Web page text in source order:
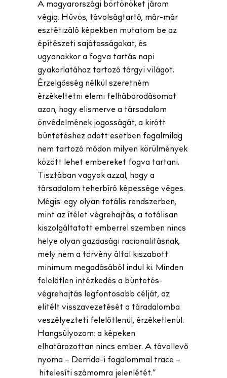
A magyarországi börtönöket járom
végig. Hűvös, távolságtartó, már-már
esztétizáló képekben mutatom be az
építészeti sajátosságokat, és
ugyanakkor a fogva tartás napi
gyakorlatához tartozó tárgyi világot.
Érzelgősség nélkül szeretném
érzékeltetni elemi felháborodásomat
azon, hogy elismerve a társadalom
önvédelmének jogosságát, a kirótt
büntetéshez adott esetben fogalmilag
nem tartozó módon milyen körülmények
között lehet embereket fogva tartani.
Tisztában vagyok azzal, hogy a
társadalom teherbíró képessége véges.
Mégis: egy olyan totális rendszerben,
mint az ítélet végrehajtás, a totálisan
kiszolgáltatott emberrel szemben nincs
helye olyan gazdasági racionalitásnak,
mely nem a törvény által kiszabott
minimum megadásából indul ki. Minden
felelőtlen intézkedés a büntetés-
végrehajtás legfontosabb célját, az
elitélt visszavezetését a táradalomba
veszélyezteti felelőtlenül, érzéketlenül.
Hangsúlyozom: a képeken
elhatározottan nincs ember. A távollevő
nyoma – Derrida-i fogalommal trace –
hitelesíti számomra jelenlétét.”